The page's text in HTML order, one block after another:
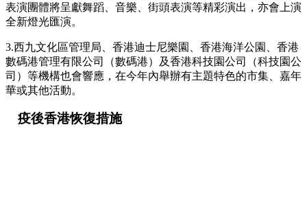
表演團體將呈獻舞蹈、音樂、街頭表演等精彩演出，亦會上演
全新燈光匯演。
3.西九文化區管理局、香港迪士尼樂園、香港海洋公園、香港
數碼港管理有限公司（數碼港）及香港科技園公司（科技園公
司）等機構也會響應，在今年內舉辦有主題特色的市集、嘉年
華或其他活動。
疫後香港恢復措施